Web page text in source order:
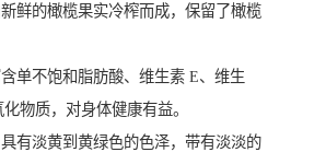
鲜的橄榄果实冷榨而成，保留了橄榄
单不饱和脂肪酸、维生素 E、维生
物质，对身体健康有益。
有淡黄到黄绿色的色泽，带有淡淡的